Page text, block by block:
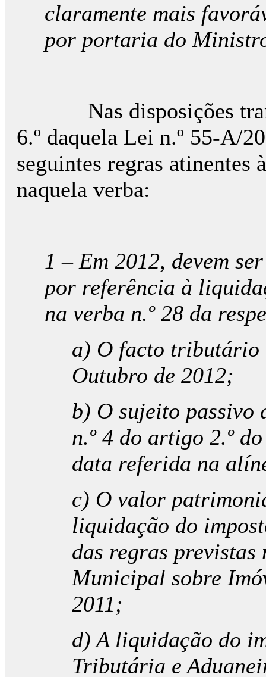
claramente mais
por portaria do
Nas disposições
6.º daquela Lei n.º 55-A/
seguintes regras
naquela verba:
1 – Em 2012, devem
por referência à
na verba n.º 28 da
a) O facto tributário
Outubro de 2012;
b) O sujeito passivo
n.º 4 do artigo 2.º
data referida na
c) O valor
liquidação do
das regras
Municipal sobre
2011;
d) A liquidação do
Tributária e